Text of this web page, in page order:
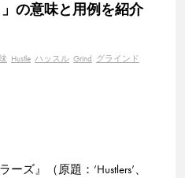
の意味と用例を紹介
Hustle ハッスル Grind グラインド
ズ』（原題：’Hustlers’、